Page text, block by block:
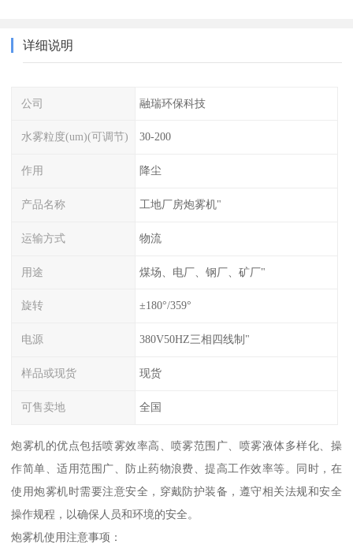
详细说明
公司 融瑞环保科技
水雾粒度(um)(可调节) 30-200
作用 降尘
产品名称 工地厂房炮雾机"
运输方式 物流
用途 煤场、电厂、钢厂、矿厂"
旋转 ±180°/359°
电源 380V50HZ三相四线制"
样品或现货 现货
可售卖地 全国
炮雾机的优点包括喷雾效率高、喷雾范围广、喷雾液体多样化、操
作简单、适用范围广、防止药物浪费、提高工作效率等。同时，在
使用炮雾机时需要注意安全，穿戴防护装备，遵守相关法规和安全
操作规程，以确保人员和环境的安全。
炮雾机使用注意事项：